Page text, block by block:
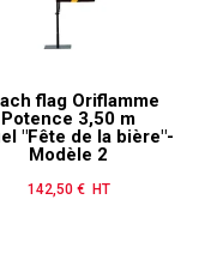
flag Oriflamme
Potence 3,50 m
"Fête de la bière"-
Modèle 2
Prix
142,50 € HT